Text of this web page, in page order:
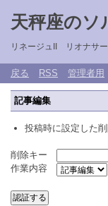
天秤座のソ
リネージュII リオナサ
戻る RSS 管理者用
記事編集
投稿時に設定した
削除キー
作業内容